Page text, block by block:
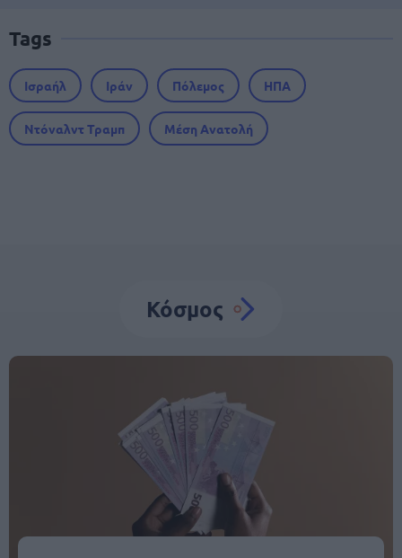
Tags
Ισραήλ Ιράν Πόλεμος ΗΠΑ
Ντόναλντ Τραμπ Μέση Ανατολή
Κόσμος